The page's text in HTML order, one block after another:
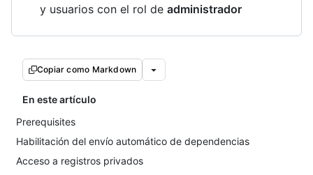
y usuarios con el rol de administrador
Copiar como Markdown
En este artículo
Prerequisites
Habilitación del envío automático de dependencias
Acceso a registros privados